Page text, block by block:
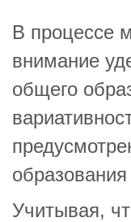
В процессе
внимание
общего
Учитывая,